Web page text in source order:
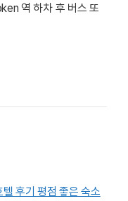
역 하차 후 버스 또
후기 평점 좋은 숙소